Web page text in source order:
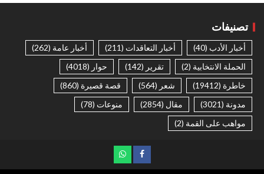
تصنيفات
أخبار الأدب (40) أخبار التعاقدات (211) أخبار عامة (262)
الحملة الانتخابية (2) تقرير (142) حوار (4018)
خاطرة (19412) شعر (564) قصة قصيرة (860)
مدونة (3021) مقال (2854) منوعات (78)
مواهب على القمة (2)